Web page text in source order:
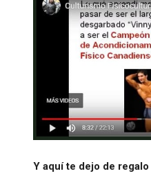
Y aquí te dejo de regalo